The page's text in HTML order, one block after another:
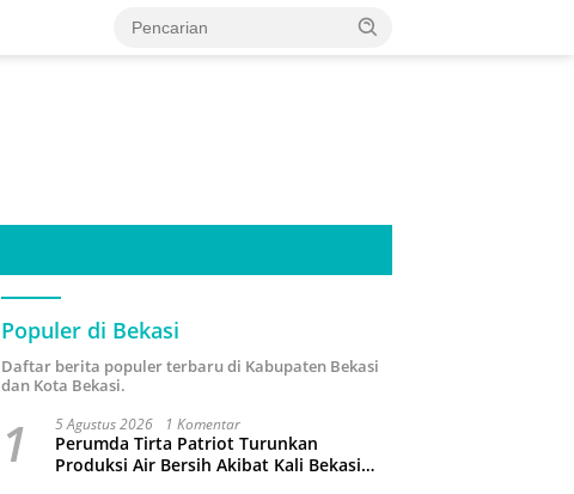
Populer di Bekasi
Daftar berita populer terbaru di Kabupaten Bekasi
dan Kota Bekasi.
1 5 Agustus 2026 1 Komentar
Perumda Tirta Patriot Turunkan
Produksi Air Bersih Akibat Kali Bekasi